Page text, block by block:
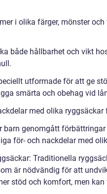
i olika färger, mönster
både hållbarhet och vikt
utformade för att ge
smärta och obehag vid
med olika ryggsäckar
barn genomgått
för- och nackdelar med
Traditionella
är nödvändig för att
stöd och komfort, men kan